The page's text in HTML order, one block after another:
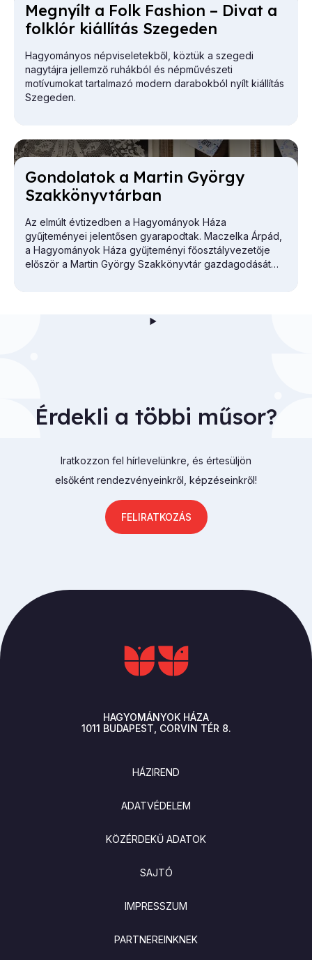
Meg­nyílt a Folk Fashi­on – Di­vat a
folk­lór ki­ál­lí­tás Sze­ge­den
Hagyományos népviseletekből, köztük a szegedi
nagytájra jellemző ruhákból és népművészeti
motívumokat tartalmazó modern darabokból nyílt kiállítás
Szegeden.
Gon­do­la­tok a Mar­tin György
Szak­könyv­tár­ban
Az elmúlt évtizedben a Hagyományok Háza
gyűjteményei jelentősen gyarapodtak. Maczelka Árpád,
a Hagyományok Háza gyűjteményi főosztályvezetője
először a Martin György Szakkönyvtár gazdagodását
Érdekli a többi műsor?
Iratkozzon fel hírlevelünkre, és értesüljön
elsőként rendezvényeinkről, képzéseinkről!
FELIRATKOZÁS
HAGYOMÁNYOK HÁZA
1011 BUDAPEST CORVIN TÉR 8.
HÁZIREND
ADATVÉDELEM
KÖZÉRDEKŰ ADATOK
SAJTÓ
IMPRESSZUM
PARTNEREINKNEK